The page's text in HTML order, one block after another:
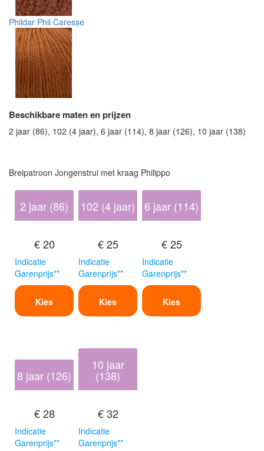
Phildar Phil Caresse
Beschikbare maten en prijzen
2 jaar (86), 102 (4 jaar), 6 jaar (114), 8 jaar (126), 10 jaar (138)
Breipatroon Jongenstrui met kraag Philippo
2 jaar (86)
€ 20
Indicatie
Garenprijs**
Kies
102 (4 jaar)
€ 25
Indicatie
Garenprijs**
Kies
6 jaar (114)
€ 25
Indicatie
Garenprijs**
Kies
8 jaar (126)
€ 28
Indicatie
Garenprijs**
10 jaar
(138)
€ 32
Indicatie
Garenprijs**